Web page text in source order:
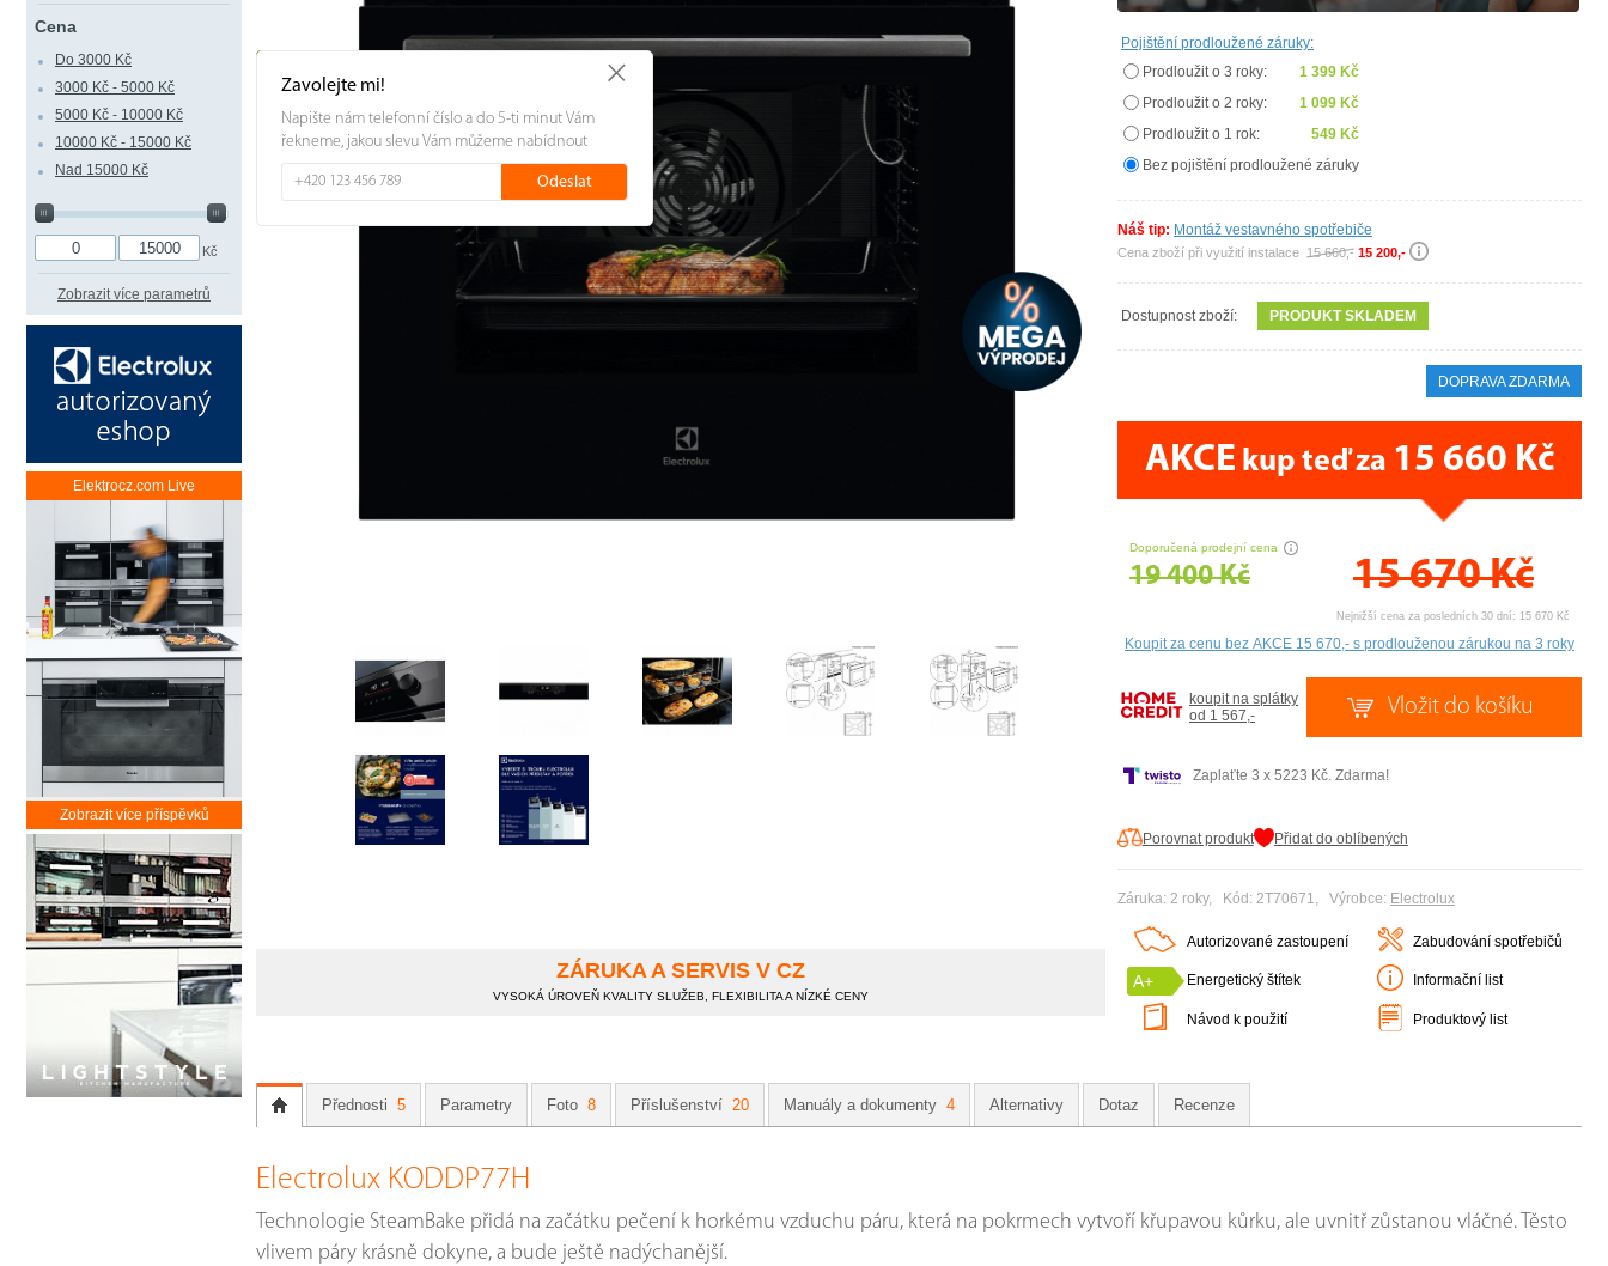
Zavolejte mi! +
Napište nám telefonní číslo a do 5-ti minut Vám
řekneme, jakou slevu Vám můžeme nabídnout
Pojištění prodloužené záruky:
Prodloužit o 3 roky:
1 399 Kč
Prodloužit o 2 roky:
1 099 Kč
Prodloužit o 1 rok:
549 Kč
Bez pojištění prodloužené záruky
Náš tip: Montáž vestavného spotřebiče
Cena zboží při využití instalace 15 660,- 15 200,-
Dostupnost zboží: PRODUKT SKLADEM
DOPRAVA ZDARMA
AKCE kup teď za 15 660 Kč
Doporučená prodejní cena
19 400 Kč 15 670Kč
Nejnižší cena za posledních 30 dní: 15 670 Kč
koupit na splátky
od 1 567,-
Zaplaťte 3 x 5223 Kč. Zdarma!
Porovnat produkt Přidat do oblíbených
Záruka: 2 roky, Kód: 2T70671, Výrobce: Electrolux
ZÁRUKA A SERVIS V CZ
VYSOKÁ ÚROVEŇ KVALITY SLUŽEB, FLEXIBILITA A NÍZKÉ CENY
Autorizované zastoupení Zabudování spotřebičů
A+ Energetický štítek Informační list
Návod k použití Produktový list
Přednosti 5 Parametry Foto 8 Příslušenství 20 Manuály a dokumenty 4 Alternativy Dotaz Recenze
Electrolux KODDP77H
Technologie SteamBake přidá na začátku pečení k horkému vzduchu páru, která na pokrmech vytvoří křupavou kůrku, ale uvnitř zůstanou vláčné. Těsto
vlivem páry krásně dokyne, a bude ještě nadýchanější.
Cena
Do 3000 Kč
3000 Kč - 5000 Kč
5000 Kč - 10000 Kč
10000 Kč - 15000 Kč
Nad 15000 Kč
Kč
Zobrazit více parametrů
Elektrocz.com Live
Zobrazit více příspěvků